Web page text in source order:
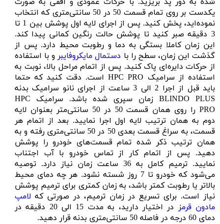
یکدست بر روی تمام قسمت 50 در 50 سانتی‌متری که انتخاب
نموده‌اید، پخش کنید. پس از اجرای لایه اول پوشش بین 1 تا
3 دقیقه صبر کنید تا پوشش حالت رنگین کمانی پیدا کند.
این زمان کاملا بستگی به دما و رطوبت محیط دارد. پس از
گذشت این زمان، سطح را با دستمال مایکروفایبر و با استفاده
از حرکات دایره‌ای پاک کنید. پس از اتمام مراحل بالا، نوبت به
استفاده از سرامیک HPC PRO است. دقت کنید که حتما
باید قبل از اجرا 2 الی 3 ساعت از اجرای نانو سرامیک بدنه
BLINDO PLUS زمان سپری شده باشد. سرامیک HPC
PRO را روی همان قسمت 50 در 50 سانتی‌متر بعنوان لایه
دوم به همان ترتیب لایه اول اجرا نمایید. بعد از اتمام هر
قسمت، به سراغ قسمت بعدی 50 در 50 سانتی‌متری رفته و به
همان ترتیب ذکر شده تمام قسمت‌های خودرو را پوشش
دهید. پس از اتمام کار از تماس خودرو با آب اجتناب
نمایید. ترمیم کامل به 36 ساعت زمان نیاز دارد. توصیه
می‌شود که خودرو تا 7 روز شسته نشود. هر چه دمای محیط
بالاتر یا رطوبت کمتر باشد، به زمان کمتری برای ترمیم پوشش
نیاز است. برای تسریع در زمان ترمیم، در صورتی که لامپ
مادون قرمز
در اختیار دارید، به مدت 15 الی 20 دقیقه در
دمای 60 درجه در فاصله 50 سانتی‌متری بدنه قرار دهید.